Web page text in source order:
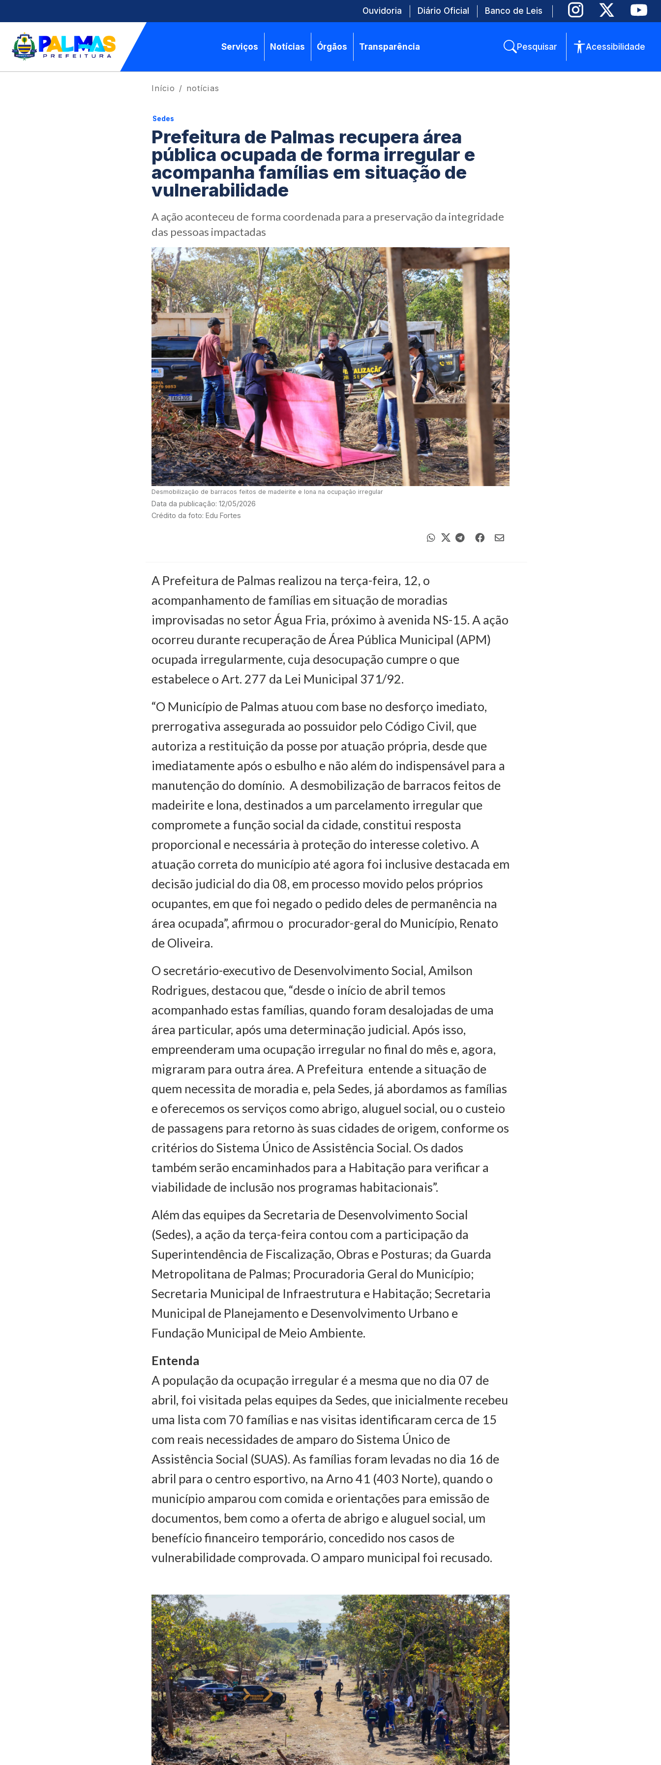
Ouvidoria Diário Oficial Banco de Leis
Serviços Notícias Órgãos Transparência Pesquisar Acessibilidade
Início notícias
Sedes
Prefeitura de Palmas recupera área
pública ocupada de forma irregular e
acompanha famílias em situação de
vulnerabilidade
A ação aconteceu de forma coordenada para a preservação da integridade
das pessoas impactadas
Desmobilização de barracos feitos de madeirite e lona na ocupação irregular
Data da publicação: 12/05/2026
Crédito da foto: Edu Fortes
A Prefeitura de Palmas realizou na terça-feira, 12, o
acompanhamento de famílias em situação de moradias
improvisadas no setor Água Fria, próximo à avenida NS-15. A ação
ocorreu durante recuperação de Área Pública Municipal (APM)
ocupada irregularmente, cuja desocupação cumpre o que
estabelece o Art. 277 da Lei Municipal 371/92.
“O Município de Palmas atuou com base no desforço imediato,
prerrogativa assegurada ao possuidor pelo Código Civil, que
autoriza a restituição da posse por atuação própria, desde que
imediatamente após o esbulho e não além do indispensável para a
manutenção do domínio. A desmobilização de barracos feitos de
madeirite e lona, destinados a um parcelamento irregular que
compromete a função social da cidade, constitui resposta
proporcional e necessária à proteção do interesse coletivo. A
atuação correta do município até agora foi inclusive destacada em
decisão judicial do dia 08, em processo movido pelos próprios
ocupantes, em que foi negado o pedido deles de permanência na
área ocupada”, afirmou o procurador-geral do Município, Renato
de Oliveira.
O secretário-executivo de Desenvolvimento Social, Amilson
Rodrigues, destacou que, “desde o início de abril temos
acompanhado estas famílias, quando foram desalojadas de uma
área particular, após uma determinação judicial. Após isso,
empreenderam uma ocupação irregular no final do mês e, agora,
migraram para outra área. A Prefeitura entende a situação de
quem necessita de moradia e, pela Sedes, já abordamos as famílias
e oferecemos os serviços como abrigo, aluguel social, ou o custeio
de passagens para retorno às suas cidades de origem, conforme os
critérios do Sistema Único de Assistência Social. Os dados
também serão encaminhados para a Habitação para verificar a
viabilidade de inclusão nos programas habitacionais”.
Além das equipes da Secretaria de Desenvolvimento Social
(Sedes), a ação da terça-feira contou com a participação da
Superintendência de Fiscalização, Obras e Posturas; da Guarda
Metropolitana de Palmas; Procuradoria Geral do Município;
Secretaria Municipal de Infraestrutura e Habitação; Secretaria
Municipal de Planejamento e Desenvolvimento Urbano e
Fundação Municipal de Meio Ambiente.
Entenda
A população da ocupação irregular é a mesma que no dia 07 de
abril, foi visitada pelas equipes da Sedes, que inicialmente recebeu
uma lista com 70 famílias e nas visitas identificaram cerca de 15
com reais necessidades de amparo do Sistema Único de
Assistência Social (SUAS). As famílias foram levadas no dia 16 de
abril para o centro esportivo, na Arno 41 (403 Norte), quando o
município amparou com comida e orientações para emissão de
documentos, bem como a oferta de abrigo e aluguel social, um
benefício financeiro temporário, concedido nos casos de
vulnerabilidade comprovada. O amparo municipal foi recusado.